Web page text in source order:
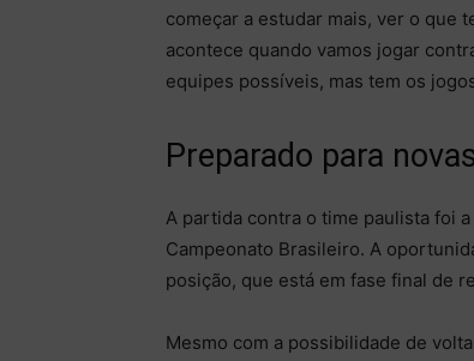
começar a estudar mais, ver o que
acontece quando vamos jogar
equipes possíveis, mas tem os
Preparado para
A partida contra o time paulista foi
Campeonato Brasileiro. A
posição, que está em fase final de
Mesmo com a possibilidade de